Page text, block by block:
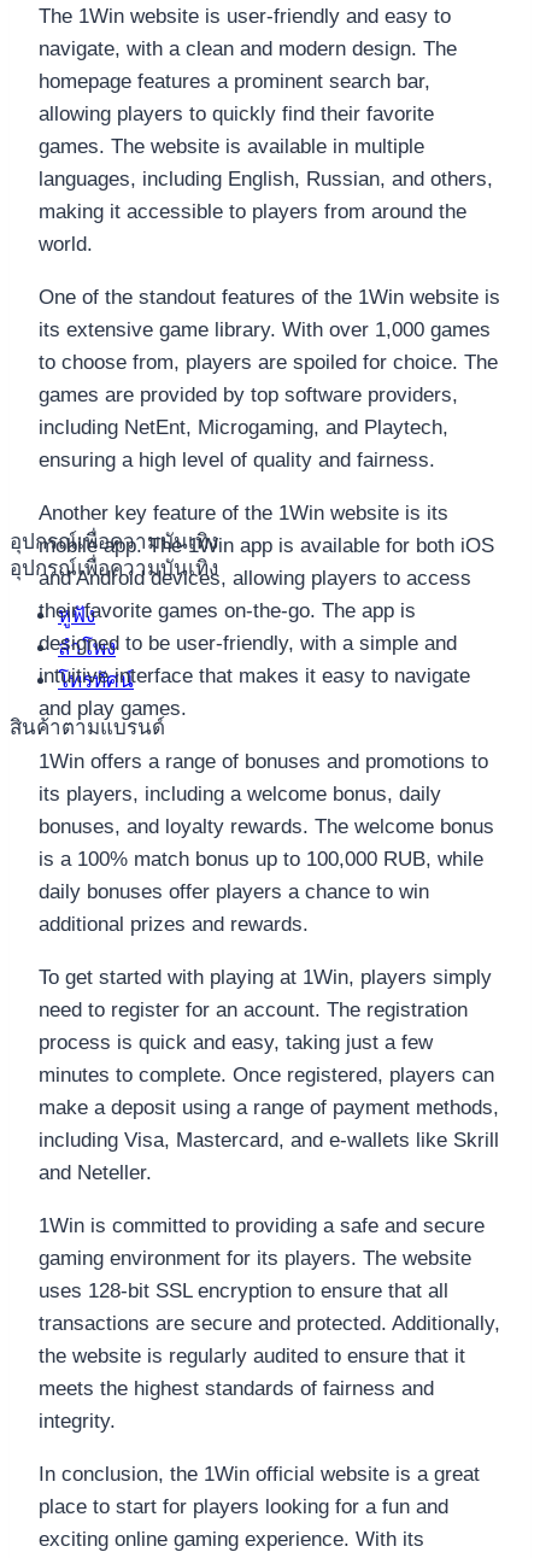
อุปกรณ์เพื่อความบันเทิง
อุปกรณ์เพื่อความบันเทิง
หูฟัง
ลำโพง
โทรทัศน์
สินค้าตามแบรนด์
The 1Win website is user-friendly and easy to
navigate, with a clean and modern design. The
homepage features a prominent search bar,
allowing players to quickly find their favorite
games. The website is available in multiple
languages, including English, Russian, and others,
making it accessible to players from around the
world.
One of the standout features of the 1Win website is
its extensive game library. With over 1,000 games
to choose from, players are spoiled for choice. The
games are provided by top software providers,
including NetEnt, Microgaming, and Playtech,
ensuring a high level of quality and fairness.
Another key feature of the 1Win website is its
mobile app. The 1Win app is available for both iOS
and Android devices, allowing players to access
their favorite games on-the-go. The app is
designed to be user-friendly, with a simple and
intuitive interface that makes it easy to navigate
and play games.
1Win offers a range of bonuses and promotions to
its players, including a welcome bonus, daily
bonuses, and loyalty rewards. The welcome bonus
is a 100% match bonus up to 100,000 RUB, while
daily bonuses offer players a chance to win
additional prizes and rewards.
To get started with playing at 1Win, players simply
need to register for an account. The registration
process is quick and easy, taking just a few
minutes to complete. Once registered, players can
make a deposit using a range of payment methods,
including Visa, Mastercard, and e-wallets like Skrill
and Neteller.
1Win is committed to providing a safe and secure
gaming environment for its players. The website
uses 128-bit SSL encryption to ensure that all
transactions are secure and protected. Additionally,
the website is regularly audited to ensure that it
meets the highest standards of fairness and
integrity.
In conclusion, the 1Win official website is a great
place to start for players looking for a fun and
exciting online gaming experience. With its